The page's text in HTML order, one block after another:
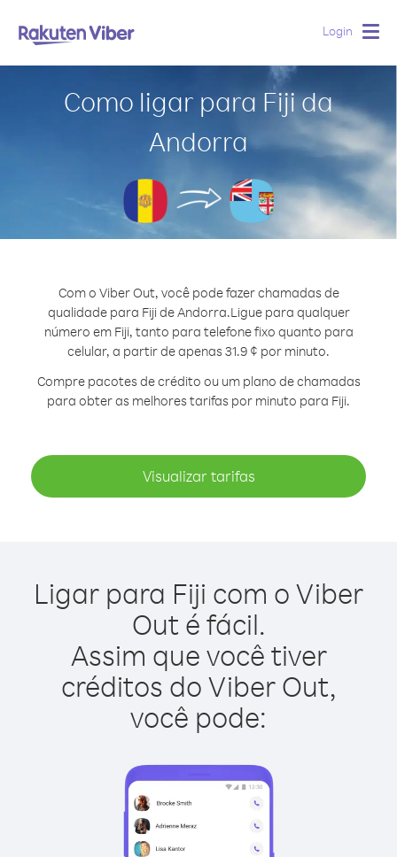
Login
Como ligar para Fiji da
Andorra
Com o Viber Out, você pode fazer chamadas de
qualidade para Fiji de Andorra.Ligue para qualquer
número em Fiji, tanto para telefone fixo quanto para
celular, a partir de apenas 31.9 ¢ por minuto.
Compre pacotes de crédito ou um plano de chamadas
para obter as melhores tarifas por minuto para Fiji.
Visualizar tarifas
Ligar para Fiji com o Viber
Out é fácil.
Assim que você tiver
créditos do Viber Out,
você pode: